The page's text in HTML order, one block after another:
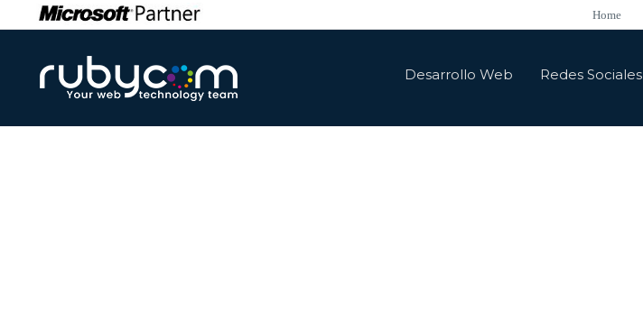
Home
Desarrollo Web Redes Sociales